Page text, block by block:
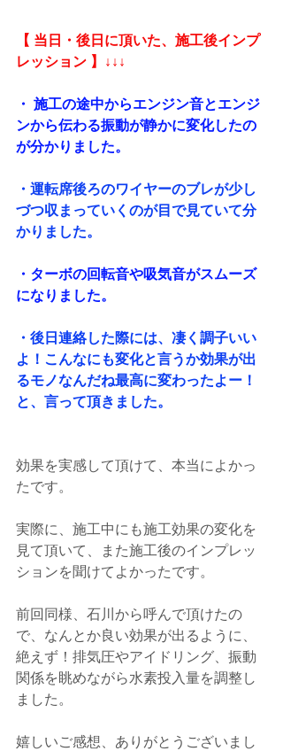
【 当日・後日に頂いた、施工後インプ
レッション 】↓↓↓
・ 施工の途中からエンジン音とエンジ
ンから伝わる振動が静かに変化したの
が分かりました。
・運転席後ろのワイヤーのブレが少し
づつ収まっていくのが目で見ていて分
かりました。
・ターボの回転音や吸気音がスムーズ
になりました。
・後日連絡した際には、凄く調子いい
よ！こんなにも変化と言うか効果が出
るモノなんだね最高に変わったよー！
と、言って頂きました。
効果を実感して頂けて、本当によかっ
たです。
実際に、施工中にも施工効果の変化を
見て頂いて、また施工後のインプレッ
ションを聞けてよかったです。
前回同様、石川から呼んで頂けたの
で、なんとか良い効果が出るように、
絶えず！排気圧やアイドリング、振動
関係を眺めながら水素投入量を調整し
ました。
嬉しいご感想、ありがとうございまし